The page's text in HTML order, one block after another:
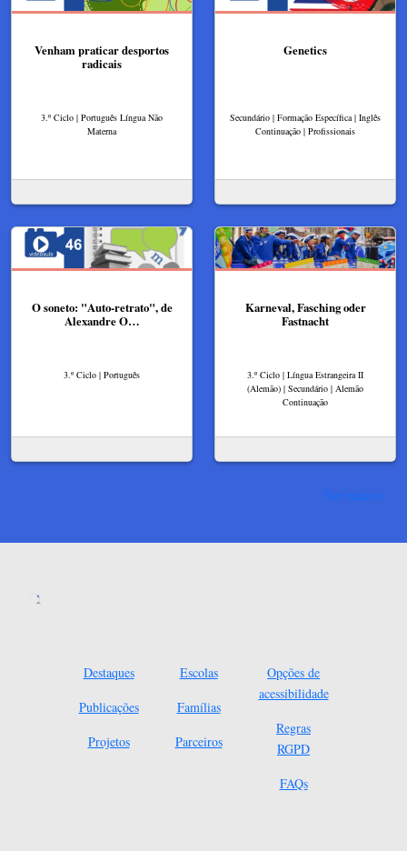
Venham praticar desportos
radicais
3.º Ciclo | Português Língua Não
Materna
Genetics
Secundário | Formação Específica | Inglês
Continuação | Profissionais
O soneto: "Auto-retrato", de
Alexandre O…
3.º Ciclo | Português
Karneval, Fasching oder
Fastnacht
3.º Ciclo | Língua Estrangeira II
(Alemão) | Secundário | Alemão
Continuação
Ver mais
Destaques
Publicações
Projetos
Escolas
Famílias
Parceiros
Opções de
acessibilidade
Regras
RGPD
FAQs